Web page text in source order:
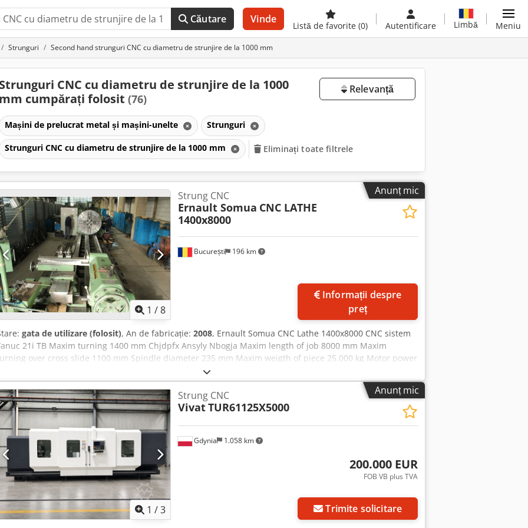
Căutare Vinde
Listă de favorite (0) Autentificare Limbă Meniu
Strunguri Second hand strunguri CNC cu diametru de strunjire de la 1000 mm
Strunguri CNC cu diametru de strunjire de la 1000
mm cumpărați folosit (76)
Relevanță
Mașini de prelucrat metal și mașini-unelte Strunguri
Strunguri CNC cu diametru de strunjire de la 1000 mm Eliminați toate filtrele
Anunț mic
1 /8
București 196 km
Strung CNC
Ernault Somua CNC LATHE
1400x8000
Informații despre
preț
gata de utilizare (folosit), An de fabricație: 2008, Ernault Somua CNC Lathe 1400x8000 CNC sistem
21i TB Maxim turning 1400 mm Chjdpfx Ansyly Nbogja Maxim length of job 8000 mm Maxim
over cross slide 1100 mm Spindle diameter 235 mm Maxim weigth of piece 25.000 kg Motor power
Anunț mic
1 /3
Gdynia 1.058 km
Strung CNC
VivatTUR61125X5000
200.000 EUR
FOB VB plus TVA
Trimite solicitare